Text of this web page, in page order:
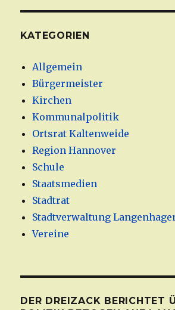
KATEGORIEN
Allgemein
Bürgermeister
Kirchen
Kommunalpolitik
Ortsrat Kaltenweide
Region Hannover
Schule
Staatsmedien
Stadtrat
Stadtverwaltung
Vereine
DER DREIZACK BERICHTET